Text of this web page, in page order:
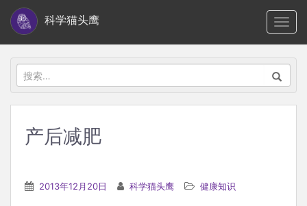
i
科学猫头鹰
搜
索：
产后减肥
2013年12月20日 科学猫头鹰 健康知识